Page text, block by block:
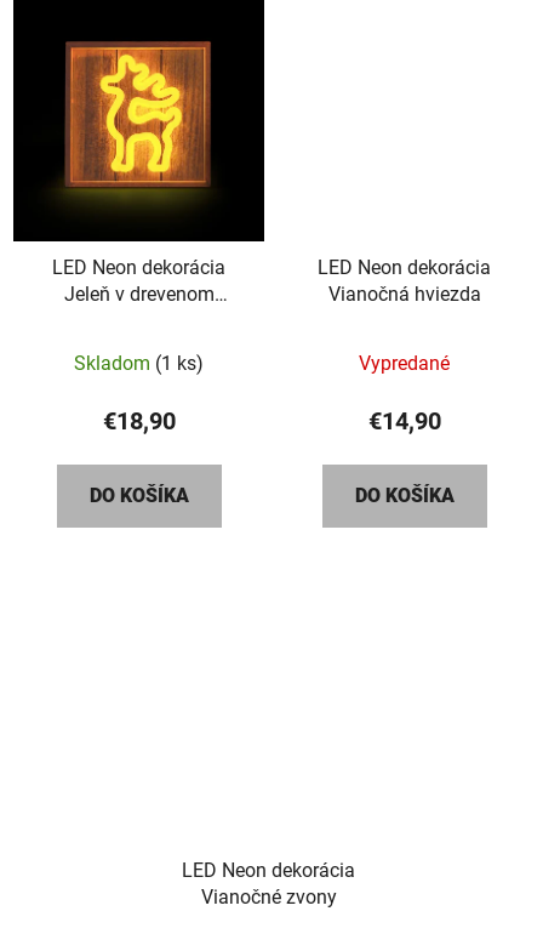
LED Neon dekorácia
Jeleň v drevenom
Skladom (1 ks)
€18,90
DO KOŠÍKA
LED Neon dekorácia
Vianočná hviezda
Vypredané
€14,90
DO KOŠÍKA
LED Neon dekorácia
Vianočné zvony